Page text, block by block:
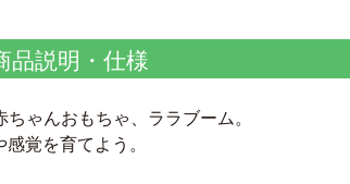
品説明・仕様
ゃんおもちゃ、ララブーム。
覚を育てよう。